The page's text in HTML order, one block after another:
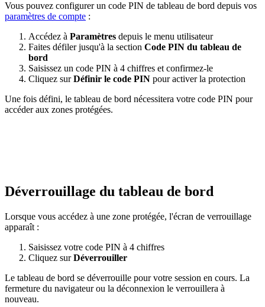
Vous pouvez configurer un code PIN de tableau de bord depuis vos
paramètres de compte :
Accédez à Paramètres depuis le menu utilisateur
Faites défiler jusqu'à la section Code PIN du tableau de
bord
Saisissez un code PIN à 4 chiffres et confirmez-le
Cliquez surDéfinir le code PIN pour activer la protection
Une fois défini, le tableau de bord nécessitera votre code PIN pour
accéder aux zones protégées.
Déverrouillage du tableau de bord
Lorsque vous accédez à une zone protégée, l'écran de verrouillage
apparaît :
Saisissez votre code PIN à 4 chiffres
Cliquez surDéverrouiller
Le tableau de bord se déverrouille pour votre session en cours. La
fermeture du navigateur ou la déconnexion le verrouillera à
nouveau.